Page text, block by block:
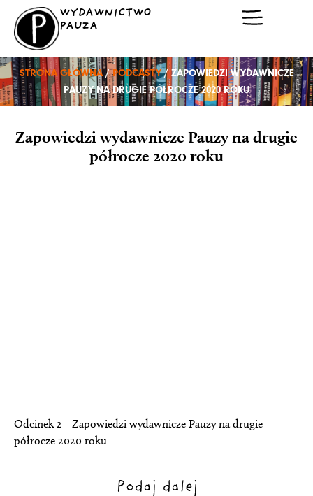
Przejdź
treści
WYDAWNICTWO
PAUZA
STRONA GŁÓWNA/PODCASTY/ ZAPOWIEDZI WYDAWNICZE
PAUZY NA DRUGIE PÓŁROCZE 2020 ROKU
Zapowiedzi wydawnicze Pauzy na drugie
półrocze 2020 roku
Odcinek 2 - Zapowiedzi wydawnicze Pauzy na drugie
półrocze 2020 roku
Podaj dalej